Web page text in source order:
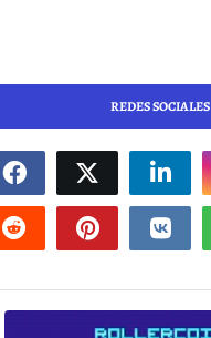
REDES SOCIALES